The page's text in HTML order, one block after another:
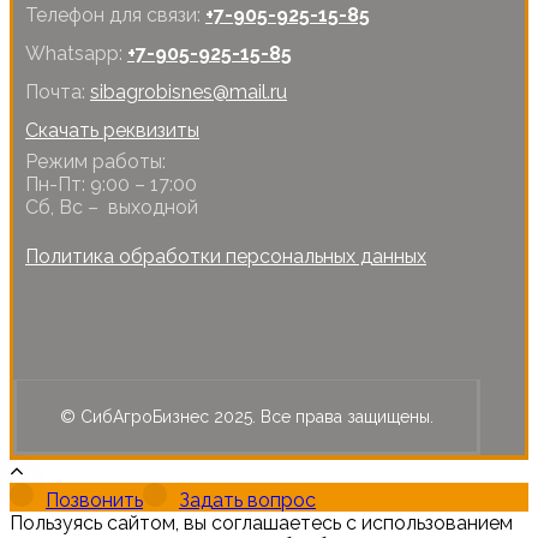
Телефон для связи: +7-905-925-15-85
Whatsapp: +7-905-925-15-85
Почта: sibagrobisnes@mail.ru
Скачать реквизиты
Режим работы:
Пн-Пт: 9:00 – 17:00
Сб, Вс – выходной
Политика обработки персональных данных
© СибАгроБизнес 2025. Все права защищены.
Позвонить
Задать вопрос
Пользуясь сайтом, вы соглашаетесь с использованием